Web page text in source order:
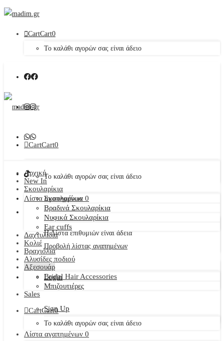
CartCart0
Το καλάθι αγορών σας είναι άδειο
CartCart0
Το καλάθι αγορών σας είναι άδειο
Λίστα αγαπημένων 0
Η Λίστα επιθυμιών είναι άδεια
Προβολή λίστας αγαπημένων
Login
Sign Up
Αρχική
New In
Σκουλαρίκια
Σκουλαρίκια
Βραδινά Σκουλαρίκια
Νυφικά Σκουλαρίκια
Ear cuffs
Δαχτυλίδια
Κολιέ
Βραχιόλια
Αλυσίδες ποδιού
Αξεσουάρ
Bridal Hair Accessories
Μπιζουτιέρες
Sales
CartCart0
Το καλάθι αγορών σας είναι άδειο
Λίστα αγαπημένων 0